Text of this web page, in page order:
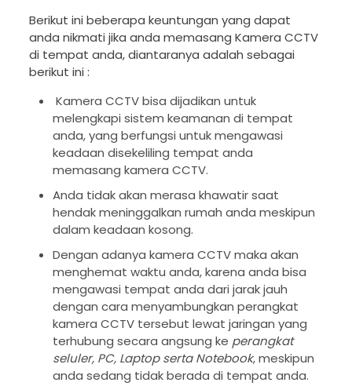
Berikut ini beberapa keuntungan yang dapat
anda nikmati jika anda memasang Kamera CCTV
di tempat anda, diantaranya adalah sebagai
berikut ini :
Kamera CCTV bisa dijadikan untuk
melengkapi sistem keamanan di tempat
anda, yang berfungsi untuk mengawasi
keadaan disekeliling tempat anda
memasang kamera CCTV.
Anda tidak akan merasa khawatir saat
hendak meninggalkan rumah anda meskipun
dalam keadaan kosong.
Dengan adanya kamera CCTV maka akan
menghemat waktu anda, karena anda bisa
mengawasi tempat anda dari jarak jauh
dengan cara menyambungkan perangkat
kamera CCTV tersebut lewat jaringan yang
terhubung secara angsung ke perangkat
seluler, PC, Laptop serta Notebook, meskipun
anda sedang tidak berada di tempat anda.